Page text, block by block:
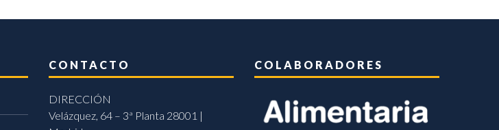
CONTACTO
DIRECCIÓN
Velázquez, 64 – 3ª Planta 28001 |
COLABORADORES